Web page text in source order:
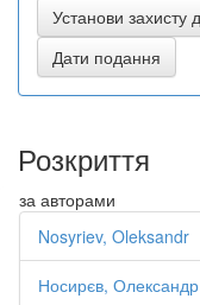
Розкриття
за авторами
Nosyriev, Oleksandr
Носирєв, Олександр